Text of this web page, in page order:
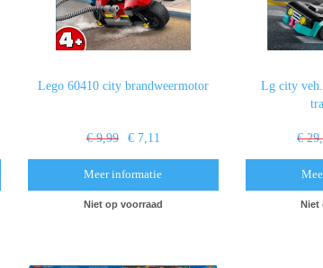
Lego 60410 city brandweermotor
€ 9,99 € 7,11
Meer informatie
Niet op voorraad
Lg city veh.
€
Niet